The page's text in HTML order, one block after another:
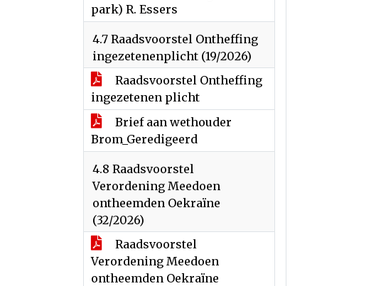
park) R. Essers
4.7 Raadsvoorstel Ontheffing
ingezetenenplicht (19/2026)
Raadsvoorstel Ontheffing
ingezetenen plicht
Brief aan wethouder
Brom_Geredigeerd
4.8 Raadsvoorstel
Verordening Meedoen
ontheemden Oekraïne
(32/2026)
Raadsvoorstel
Verordening Meedoen
ontheemden Oekraïne